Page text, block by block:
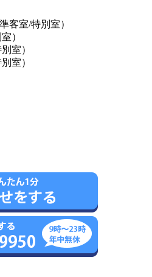
客室/特別室）
）
室）
室）